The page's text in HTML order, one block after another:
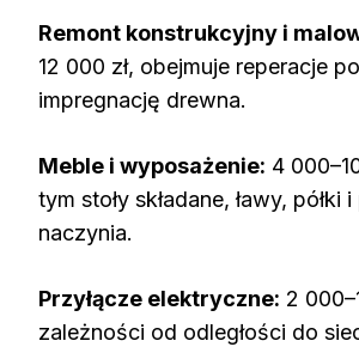
Remont konstrukcyjny i
12 000 zł, obejmuje reperacje
impregnację drewna.
Meble i wyposażenie: 4
tym stoły składane, ławy,
naczynia.
Przyłącze elektryczne: 2
zależności od odległości do